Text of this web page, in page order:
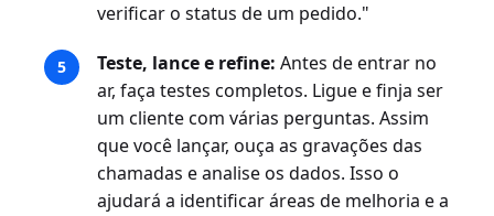
verificar o status de um pedido."
Teste, lance e refine: Antes de entrar no
ar, faça testes completos. Ligue e finja ser
um cliente com várias perguntas. Assim
que você lançar, ouça as gravações das
chamadas e analise os dados. Isso o
ajudará a identificar áreas de melhoria e a